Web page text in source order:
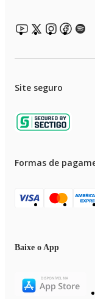
Site seguro
Formas de
Baixe o App